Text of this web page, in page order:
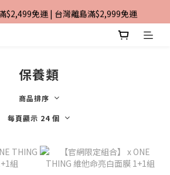
Beauty會員享$30元購物金
$2,499免運 | 台灣離島滿$2,999免運
保養類
商品排序
每頁顯示 24 個